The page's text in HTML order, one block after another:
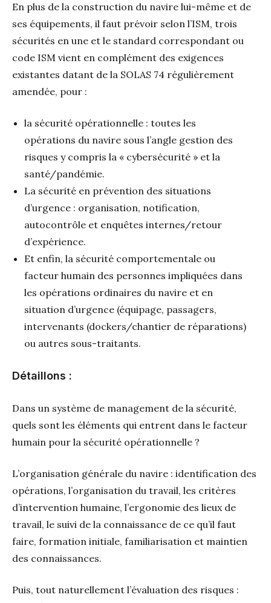
En plus de la construction du navire lui-même et de
ses équipements, il faut prévoir selon l’ISM, trois
sécurités en une et le standard correspondant ou
code ISM vient en complément des exigences
existantes datant de la SOLAS 74 régulièrement
amendée, pour :
la sécurité opérationnelle : toutes les
opérations du navire sous l’angle gestion des
risques y compris la « cybersécurité » et la
santé/pandémie.
La sécurité en prévention des situations
d’urgence : organisation, notification,
autocontrôle et enquêtes internes/retour
d’expérience.
Et enfin, la sécurité comportementale ou
facteur humain des personnes impliquées dans
les opérations ordinaires du navire et en
situation d’urgence (équipage, passagers,
intervenants (dockers/chantier de réparations)
ou autres sous-traitants.
Détaillons :
Dans un système de management de la sécurité,
quels sont les éléments qui entrent dans le facteur
humain pour la sécurité opérationnelle ?
L’organisation générale du navire : identification des
opérations, l’organisation du travail, les critères
d’intervention humaine, l’ergonomie des lieux de
travail, le suivi de la connaissance de ce qu’il faut
faire, formation initiale, familiarisation et maintien
des connaissances.
Puis, tout naturellement l’évaluation des risques :